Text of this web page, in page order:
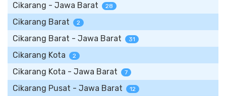
Cikarang - Jawa Barat 28
Cikarang Barat 2
Cikarang Barat - Jawa Barat 31
Cikarang Kota 2
Cikarang Kota - Jawa Barat 7
Cikarang Pusat - Jawa Barat 12